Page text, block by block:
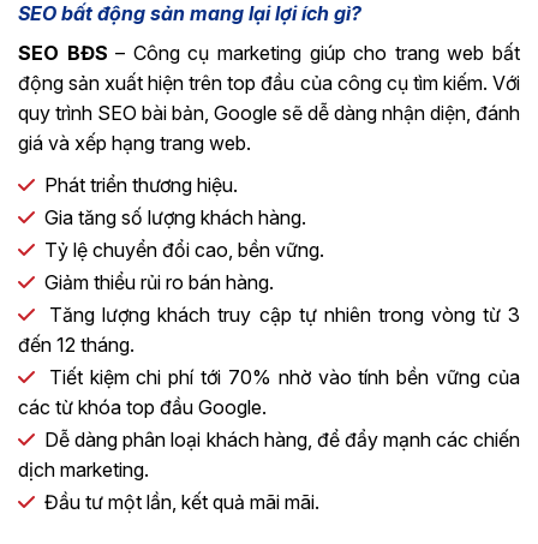
SEO bất động sản mang lại lợi ích gì?
SEO BĐS – Công cụ marketing giúp cho trang web bất
động sản xuất hiện trên top đầu của công cụ tìm kiếm. Với
quy trình SEO bài bản, Google sẽ dễ dàng nhận diện, đánh
giá và xếp hạng trang web.
Phát triển thương hiệu.
Gia tăng số lượng khách hàng.
Tỷ lệ chuyển đổi cao, bền vững.
Giảm thiểu rủi ro bán hàng.
Tăng lượng khách truy cập tự nhiên trong vòng từ 3
đến 12 tháng.
Tiết kiệm chi phí tới 70% nhờ vào tính bền vững của
các từ khóa top đầu Google.
Dễ dàng phân loại khách hàng, để đẩy mạnh các chiến
dịch marketing.
Đầu tư một lần, kết quả mãi mãi.